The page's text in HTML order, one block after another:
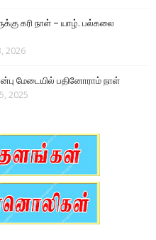
கரி நாள் – யாழ். பல்கலை
2026
மேடையில் பதினோராம் நாள்
2025